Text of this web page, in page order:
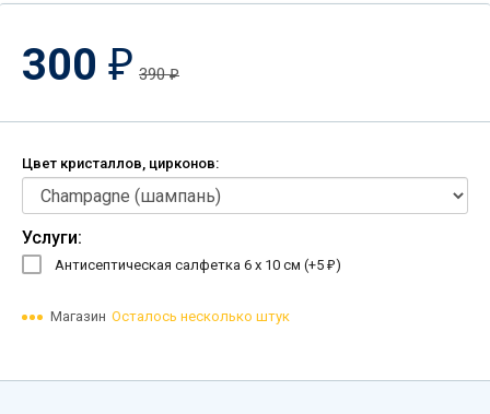
300 ₽ 390₽
Цвет кристаллов, цирконов:
Услуги:
Антисептическая салфетка 6 х 10 см (+5 ₽)
Магазин Осталось несколько штук